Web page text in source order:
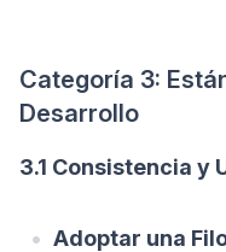
Categoría 3:
Desarrollo
3.1 Consistencia y
Adoptar una